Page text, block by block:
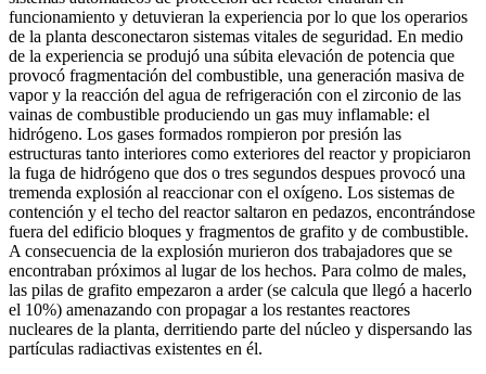
funcionamiento y detuvieran la experiencia por lo que los operarios
de la planta desconectaron sistemas vitales de seguridad. En medio
de la experiencia se produjó una súbita elevación de potencia que
provocó fragmentación del combustible, una generación masiva de
vapor y la reacción del agua de refrigeración con el zirconio de las
vainas de combustible produciendo un gas muy inflamable: el
hidrógeno. Los gases formados rompieron por presión las
estructuras tanto interiores como exteriores del reactor y propiciaron
la fuga de hidrógeno que dos o tres segundos despues provocó una
tremenda explosión al reaccionar con el oxígeno. Los sistemas de
contención y el techo del reactor saltaron en pedazos, encontrándose
fuera del edificio bloques y fragmentos de grafito y de combustible.
A consecuencia de la explosión murieron dos trabajadores que se
encontraban próximos al lugar de los hechos. Para colmo de males,
las pilas de grafito empezaron a arder (se calcula que llegó a hacerlo
el 10%) amenazando con propagar a los restantes reactores
nucleares de la planta, derritiendo parte del núcleo y dispersando las
partículas radiactivas existentes en él.